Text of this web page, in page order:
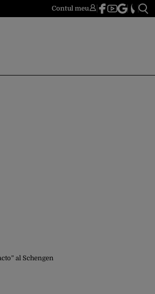
Contul meu
al Schengen